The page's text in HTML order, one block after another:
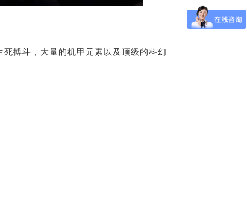
搏斗，大量的机甲元素以及顶级的科幻